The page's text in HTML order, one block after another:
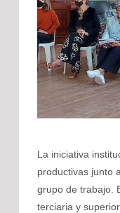
Seguínosen:
La iniciativa
productivas junto
grupo de trabajo.
terciaria y